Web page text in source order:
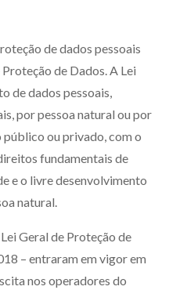
por RSS
4698
CEP80240-000
2109-8666
98881-6616
de dados pessoais
de Dados. A Lei
de dados pessoais,
por pessoa natural ou por
ou privado, com o
fundamentais de
e o livre desenvolvimento
natural.
Geral de Proteção de
– entraram em vigor em
nos operadores do